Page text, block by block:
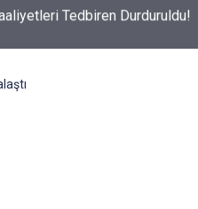
Kahve" Ödülü Sahibini Buldu!